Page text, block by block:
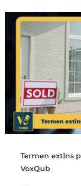
Termen extins
VoxQub